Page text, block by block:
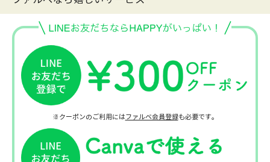
※クーポンのご利用にはファルベ会員登録も必要です。